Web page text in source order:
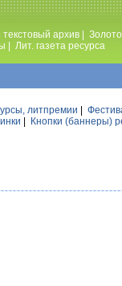
архив
Лит. газета ресурса
литпремии
Кнопки (баннеры)